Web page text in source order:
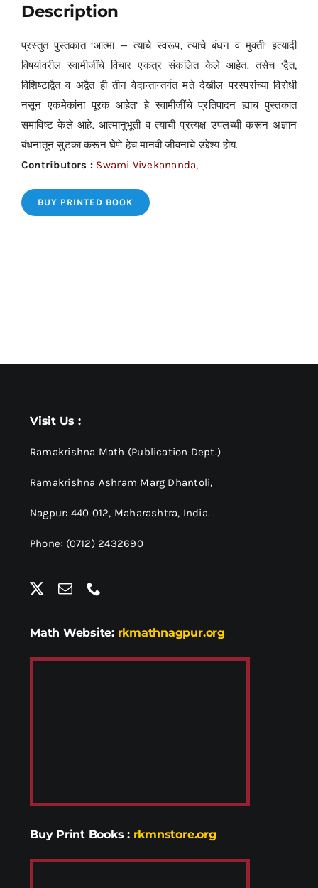
Description
प्रस्तुत पुस्तकात ‘आत्मा — त्याचे स्वरूप, त्याचे बंधन व मुक्ती’ इत्यादी
विषयांवरील स्वामीजींचे विचार एकत्र संकलित केले आहेत. तसेच ‘द्वैत,
विशिष्टाद्वैत व अद्वैत ही तीन वेदान्तान्तर्गत मते देखील परस्परांच्या विरोधी
नसून एकमेकांना पूरक आहेत’ हे स्वामीजींचे प्रतिपादन ह्याच पुस्तकात
समाविष्ट केले आहे. आत्मानुभूती व त्याची प्रत्यक्ष उपलब्धी करून अज्ञान
बंधनातून सुटका करून घेणे हेच मानवी जीवनाचे उद्देश्य होय.
Contributors : Swami Vivekananda,
BUY PRINTED BOOK
Visit Us :
Ramakrishna Math (Publication Dept.)
Ramakrishna Ashram Marg Dhantoli,
Nagpur: 440 012, Maharashtra, India.
Phone: (0712) 2432690
Math Website: rkmathnagpur.org
Buy Print Books : rkmnstore.org